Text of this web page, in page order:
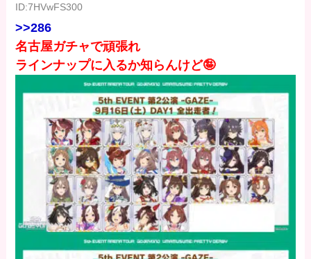
ID:7HVwFS300
>>286
名古屋ガチャで頑張れ
ラインナップに入るか知らんけど🤪